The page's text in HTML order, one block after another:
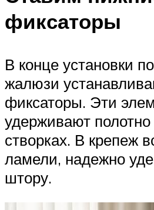
фиксаторы
В конце установки
жалюзи
фиксаторы. Эти
удерживают
створках. В крепеж
ламели, надежно
штору.